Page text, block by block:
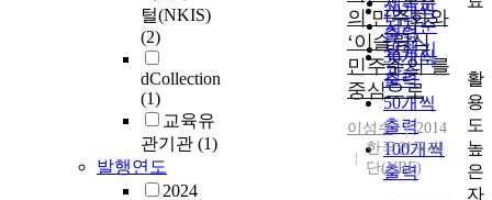
털(NKIS)
(2)
dCollection
(1)
교육유
관기관 (1)
발행연도
2024
저자순
발행기
관순
20개씩
출력
30개씩
출력
50개씩
출력
100개씩
출력
의 민주화와
‘이슬람식
민주주의’를
중심으로
이성수
2014
한국연구재
단(NRF)
활
용
도
높
은
자